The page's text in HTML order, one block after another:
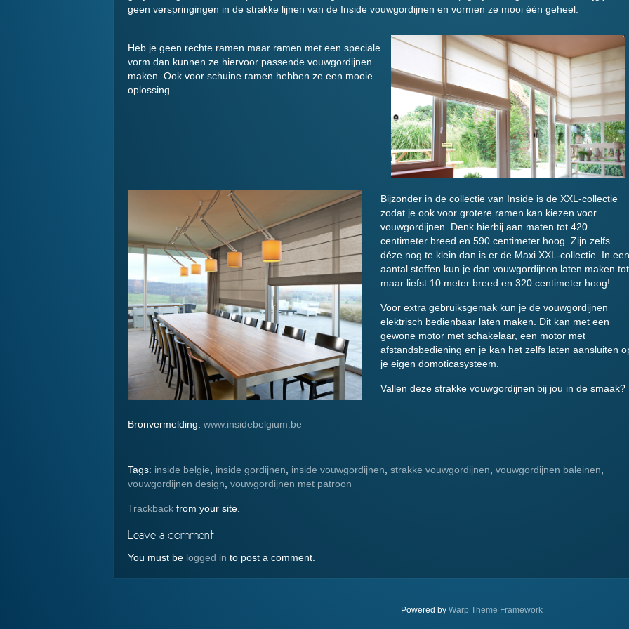
geen verspringingen in de strakke lijnen van de Inside vouwgordijnen en vormen ze mooi één geheel.
Heb je geen rechte ramen maar ramen met een speciale
vorm dan kunnen ze hiervoor passende vouwgordijnen
maken. Ook voor schuine ramen hebben ze een mooie
oplossing.
Bijzonder in de collectie van Inside is de XXL-collectie
zodat je ook voor grotere ramen kan kiezen voor
vouwgordijnen. Denk hierbij aan maten tot 420
centimeter breed en 590 centimeter hoog. Zijn zelfs
déze nog te klein dan is er de Maxi XXL-collectie. In een
aantal stoffen kun je dan vouwgordijnen laten maken tot
maar liefst 10 meter breed en 320 centimeter hoog!
Voor extra gebruiksgemak kun je de vouwgordijnen
elektrisch bedienbaar laten maken. Dit kan met een
gewone motor met schakelaar, een motor met
afstandsbediening en je kan het zelfs laten aansluiten
je eigen domoticasysteem.
Vallen deze strakke vouwgordijnen bij jou in de smaak?
Bronvermelding: www.insidebelgium.be
Tags: inside belgie inside gordijnen inside vouwgordijnen strakke vouwgordijnen vouwgordijnen baleinen
vouwgordijnen design vouwgordijnen met patroon
Trackback from your site.
Leave a comment
You must be logged in to post a comment.
Powered by Warp Theme Framework